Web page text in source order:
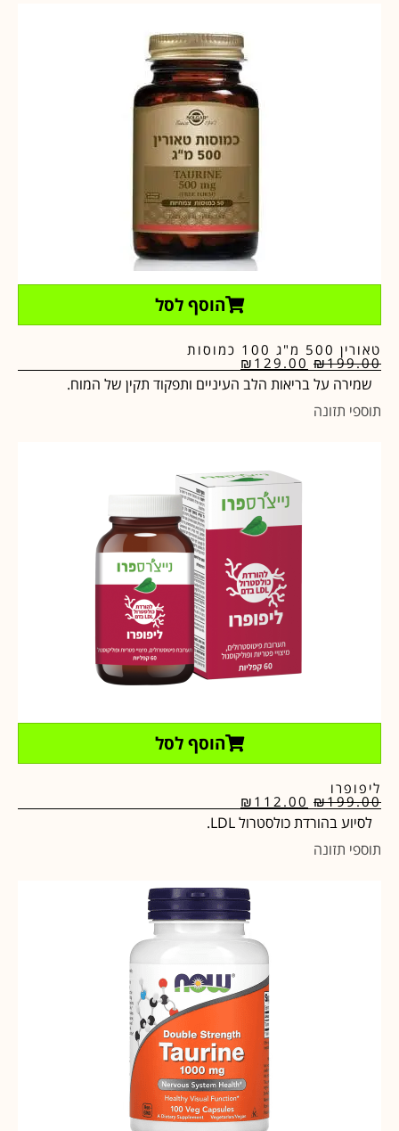
הוסף לסל
טאורין 500 מ"ג 100 כמוסות
₪199.00
₪ 129.00
שמירה על בריאות הלב העיניים ותפקוד תקין של המוח.
תוספי תזונה
הוסף לסל
ליפופרו
₪199.00
₪ 112.00
לסיוע בהורדת כולסטרול LDL.
תוספי תזונה